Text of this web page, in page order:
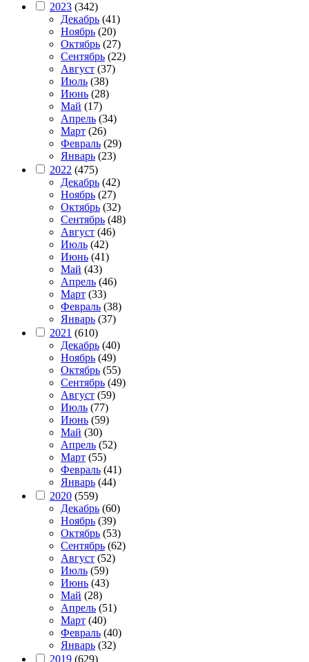
2023 (342)
Декабрь (41)
Ноябрь (20)
Октябрь (27)
Сентябрь (22)
Август (37)
Июль (38)
Июнь (28)
Май (17)
Апрель (34)
Март (26)
Февраль (29)
Январь (23)
2022 (475)
Декабрь (42)
Ноябрь (27)
Октябрь (32)
Сентябрь (48)
Август (46)
Июль (42)
Июнь (41)
Май (43)
Апрель (46)
Март (33)
Февраль (38)
Январь (37)
2021 (610)
Декабрь (40)
Ноябрь (49)
Октябрь (55)
Сентябрь (49)
Август (59)
Июль (77)
Июнь (59)
Май (30)
Апрель (52)
Март (55)
Февраль (41)
Январь (44)
2020 (559)
Декабрь (60)
Ноябрь (39)
Октябрь (53)
Сентябрь (62)
Август (52)
Июль (59)
Июнь (43)
Май (28)
Апрель (51)
Март (40)
Февраль (40)
Январь (32)
2019 (629)